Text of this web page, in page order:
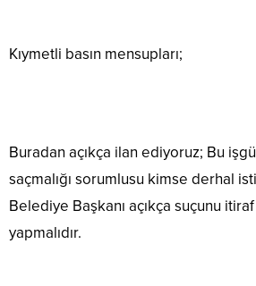
Kıymetli basın mensupları;
Buradan açıkça ilan ediyoruz; Bu
saçmalığı sorumlusu kimse derhal
Belediye Başkanı açıkça suçunu
yapmalıdır.